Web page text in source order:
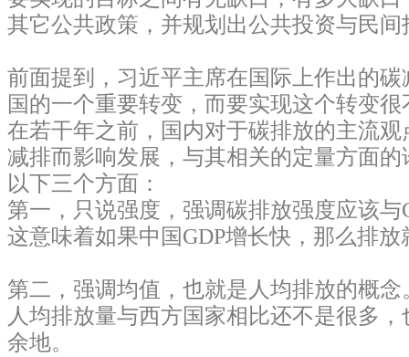
其它公共政策，并规划出公共投资与民
前面提到，习近平主席在国际上作出的
国的一个重要转变，而要实现这个转变
在若干年之前，国内对于碳排放的主流
减排而影响发展，与其相关的定量方面
以下三个方面：
第一，只说强度，强调碳排放强度应该与
这意味着如果中国GDP增长快，那么排
第二，强调均值，也就是人均排放的概
人均排放量与西方国家相比还不是很多
余地。